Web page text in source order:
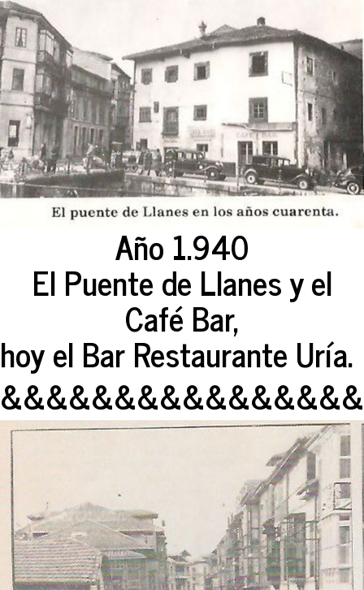
Año 1.940
El Puente de Llanes y el
Café Bar,
hoy el Bar Restaurante Uría.